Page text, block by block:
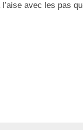
avec les pas